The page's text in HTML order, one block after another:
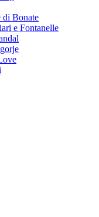
di Bonate
e Fontanelle